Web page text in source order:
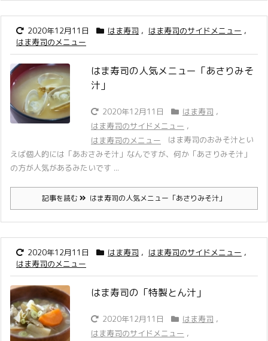
2020年12月11日 はま寿司 , はま寿司のサイドメニュー ,
はま寿司のメニュー
はま寿司の人気メニュー「あさりみそ
汁」
2020年12月11日 はま寿司 ,
はま寿司のサイドメニュー ,
はま寿司のメニュー
はま寿司のおみそ汁とい
えば個人的には「あおさみそ汁」なんですが、何か「あさりみそ汁」
の方が人気があるみたいです ...
記事を読む はま寿司の人気メニュー「あさりみそ汁」
2020年12月11日 はま寿司 , はま寿司のサイドメニュー ,
はま寿司のメニュー
はま寿司の「特製とん汁」
2020年12月11日 はま寿司 ,
はま寿司のサイドメニュー ,